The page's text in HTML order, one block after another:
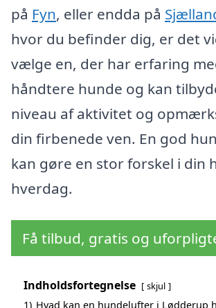
på Fyn, eller endda på
hvor du befinder dig, er det
vælge en, der har erfaring
håndtere hunde og kan
niveau af aktivitet og
din firbenede ven. En god
kan gøre en stor forskel i din
hverdag.
Få tilbud, gratis og
Indholdsfortegnelse skjul
1) Hvad kan en hundelufter i Lødderup